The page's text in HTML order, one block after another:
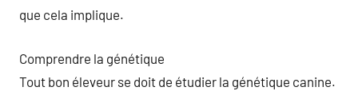
que cela implique.
Comprendre la génétique
Tout bon éleveur se doit de étudier la génétique canine.